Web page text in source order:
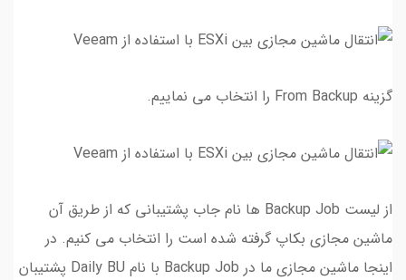
گزینه From Backup را انتخاب می نماییم.
از لیست Backup Job ها نام جاب پشتیبانی که از طریق آن
ماشین مجازی بکاپ گرفته شده است را انتخاب می کنیم. در
اینجا ماشین مجازی ما در Backup Job با نام Daily BU پشتیبان